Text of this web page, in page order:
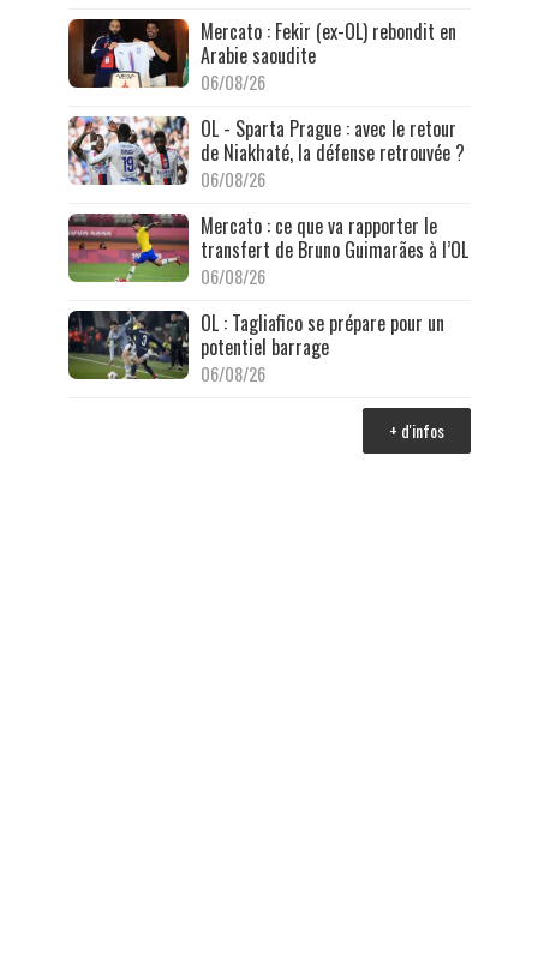
Mercato : Fekir (ex-OL) rebondit en
Arabie saoudite
06/08/26
OL - Sparta Prague : avec le retour
de Niakhaté, la défense retrouvée ?
06/08/26
Mercato : ce que va rapporter le
transfert de Bruno Guimarães à l’OL
06/08/26
OL : Tagliafico se prépare pour un
potentiel barrage
06/08/26
+ d'infos